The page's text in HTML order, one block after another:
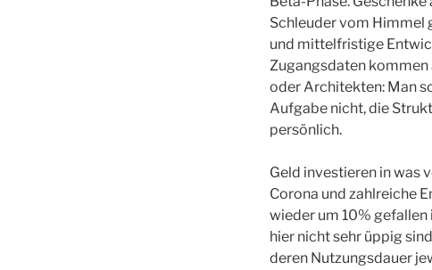
Schleuder vom Himmel
und mittelfristige
Zugangsdaten kommen
oder Architekten: Man
Aufgabe nicht, die
persönlich.
Geld investieren in was
Corona und zahlreiche
wieder um 10%
hier nicht sehr üppig
deren Nutzungsdauer